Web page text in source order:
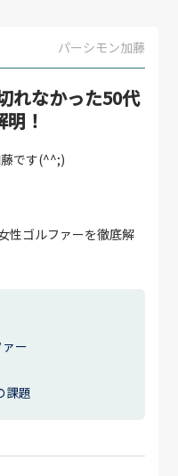
パーシモン加藤
れなかった50代
！
です(^^;)
性ゴルファーを徹底解
ー
課題